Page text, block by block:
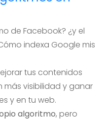
de Facebook? ¿y el
indexa Google mis
tus contenidos
visibilidad y ganar
y en tu web.
algoritmo, pero